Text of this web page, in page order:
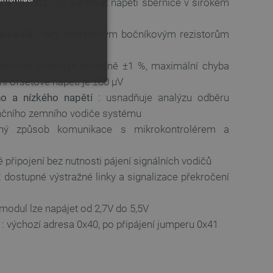
: díky vestavěným bočníkovým rezistorům
dosahuje přibližně ±1 %, maximální chyba
ofsetové napětí je ±80 µV
a nízkého napětí : usnadňuje analýzu odběru
zemního vodiče systému
způsob komunikace s mikrokontrolérem a
připojení bez nutnosti pájení signálních vodičů
: dostupné výstražné linky a signalizace překročení
lze napájet od 2,7V do 5,5V
: výchozí adresa 0x40, po připájení jumperu 0x41
stránky nelze bez